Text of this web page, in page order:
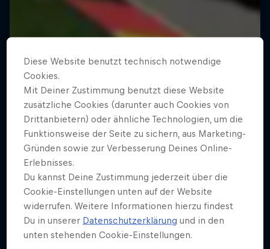
Diese Website benutzt technisch notwendige
Cookies.
Mit Deiner Zustimmung benutzt diese Website
zusätzliche Cookies (darunter auch Cookies von
Drittanbietern) oder ähnliche Technologien, um die
Funktionsweise der Seite zu sichern, aus Marketing-
Gründen sowie zur Verbesserung Deines Online-
Erlebnisses.
Du kannst Deine Zustimmung jederzeit über die
Cookie-Einstellungen unten auf der Website
widerrufen. Weitere Informationen hierzu findest
Du in unserer Datenschutzerklärung und in den
unten stehenden Cookie-Einstellungen.